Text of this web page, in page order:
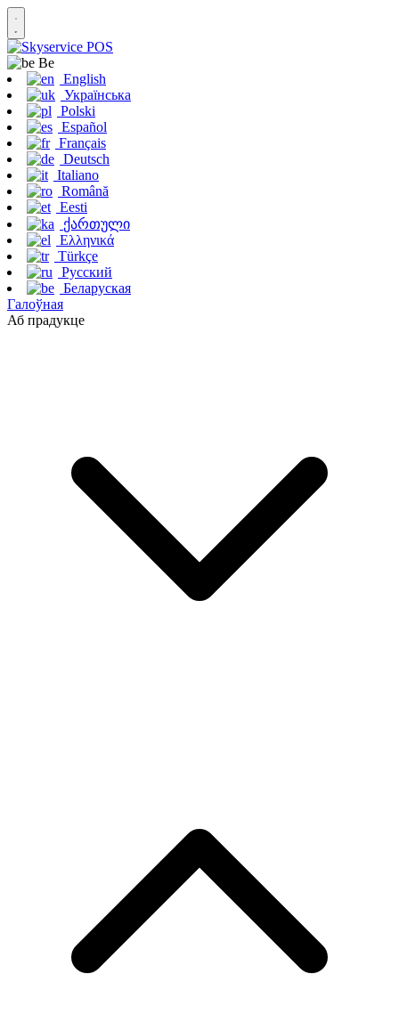
Be
English
Українська
Polski
Español
Français
Deutsch
Italiano
Română
Eesti
ქართული
Ελληνικά
Türkçe
Русский
Беларуская
Галоўная
Аб прадукце